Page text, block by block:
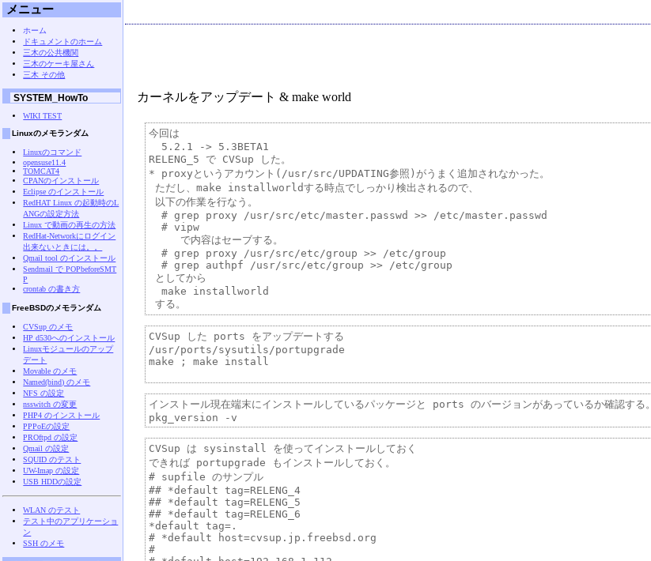
カーネルをアップデート & make world
今回は
  5.2.1 -> 5.3BETA1
RELENG_5 で CVSup した。
* proxyというアカウント(/usr/src/UPDATING参照)がうまく追加されなかった。
ただし、make installworldする時点でしっかり検出されるので、
以下の作業を行なう。
  # grep proxy /usr/src/etc/master.passwd >> /etc/master.passwd
  # vipw
     で内容はセーブする。
  # grep proxy /usr/src/etc/group >> /etc/group
  # grep authpf /usr/src/etc/group >> /etc/group
としてから
  make installworld
CVSup した ports をアップデートする
/usr/ports/sysutils/portupgrade
make ; make install
インストール現在端末にインストールしているパッケージと ports のバージョンがあっているか確認する。
CVSup は sysinstall を使ってインストールしておく
できれば portupgrade もインストールしておく。
# supfile のサンプル
## *default tag=RELENG_4
## *default tag=RELENG_5
## *default tag=RELENG_6
*default tag=.
# *default host=cvsup.jp.freebsd.org
#
メニュー
ホーム
ドキュメントのホーム
三木の公共機関
三木のケーキ屋さん
三木 その他
SYSTEM_HowTo
WIKI TEST
Linuxのメモランダム
Linuxのコマンド
opensuse11.4
TOMCAT4
CPANのインストール
Eclipse のインストール
RedHAT Linux の起動時のL
ANGの設定方法
Linux で動画の再生の方法
RedHat-Networkにログイン
出来ないときには。。
Qmail tool のインストール
Sendmail で POPbeforeSMT
P
crontab の書き方
FreeBSDのメモランダム
CVSup のメモ
HP d530へのインストール
Linuxモジュールのアップ
デート
Movable のメモ
Named(bind) のメモ
NFS の設定
nsswitch の変更
PHP4 のインストール
PPPoEの設定
PROftpd の設定
Qmail の設定
SQUID のテスト
UW-Imap の設定
USB HDDの設定
WLAN のテスト
テスト中のアプリケーショ
ン
SSH のメモ